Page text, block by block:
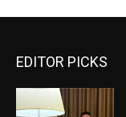
EDITOR PICKS